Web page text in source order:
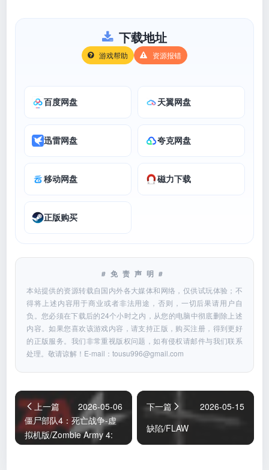
下载地址
游戏帮助 资源报错
百度网盘 天翼网盘
迅雷网盘 夸克网盘
移动网盘 磁力下载
正版购买
#免责声明#
本站提供的资源转载自国内外各大媒体和网络，仅供试玩体验；不
得将上述内容用于商业或者非法用途，否则，一切后果请用户自
负。您必须在下载后的24个小时之内，从您的电脑中彻底删除上述
内容。如果您喜欢该游戏内容，请支持正版，购买注册，得到更好
的正版服务。我们非常重视版权问题，如有侵权请邮件与我们联系
处理。敬请谅解！E-mail：tousu996@gmail.com
上一篇
2026-05-06
僵尸部队4：死亡战争-虚
拟机版/Zombie Army 4:
Dead War HYPERVISOR
下一篇
2026-05-15
缺陷/FLAW